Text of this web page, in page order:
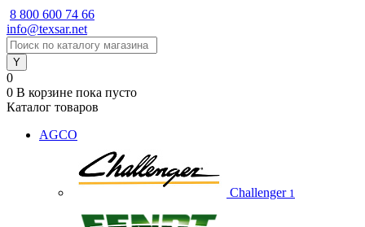
8 800 600 74 66
info@texsar.net
0
0 В корзине пока пусто
Каталог товаров
AGCO
Challenger 1